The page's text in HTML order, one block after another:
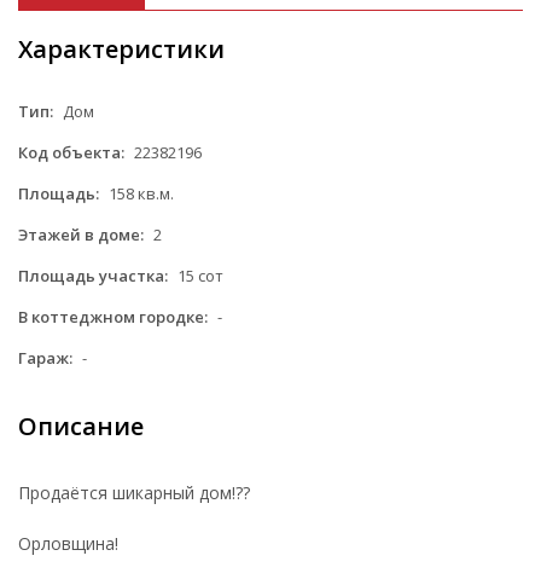
Характеристики
Тип: Дом
Код объекта: 22382196
Площадь: 158 кв.м.
Этажей в доме: 2
Площадь участка: 15 сот
В коттеджном городке: -
Гараж: -
Описание
Продаётся шикарный дом!??
Орловщина!